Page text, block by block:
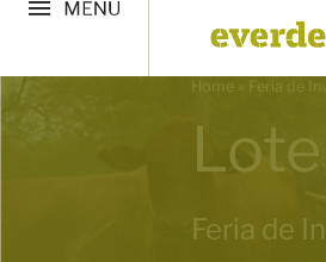
Home » Feria de
Feria de